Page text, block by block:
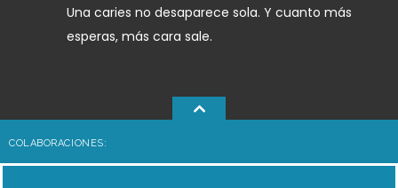
Una caries no desaparece sola. Y cuanto más
esperas, más cara sale.
COLABORACIONES: